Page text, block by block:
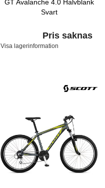
GT Avalanche 4.0 Halvblank
Svart
Pris saknas
Visa lagerinformation